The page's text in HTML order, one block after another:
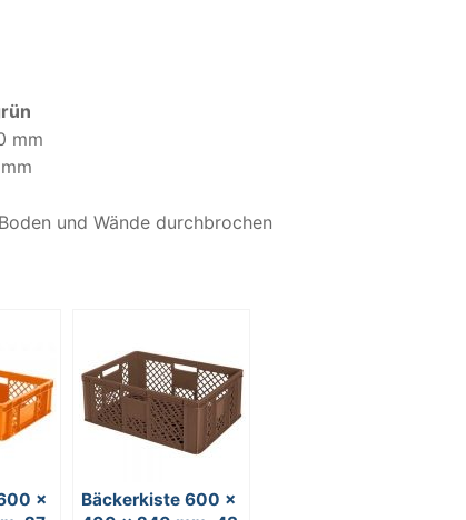
mm
und Wände durchbrochen
x
Bäckerkiste 600 x